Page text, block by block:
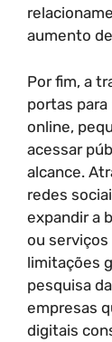
aumento
Por fim, a
portas para
online,
acessar
alcance.
redes
expandir a
ou serviços
limitações
pesquisa
empresas
digitais